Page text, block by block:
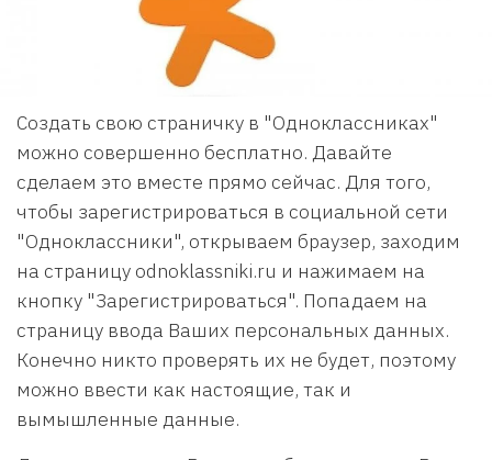
Создать свою страничку в "Одноклассниках"
можно совершенно бесплатно. Давайте
сделаем это вместе прямо сейчас. Для того,
чтобы зарегистрироваться в социальной сети
"Одноклассники", открываем браузер, заходим
на страницу odnoklassniki.ru и нажимаем на
кнопку "Зарегистрироваться". Попадаем на
страницу ввода Ваших персональных данных.
Конечно никто проверять их не будет, поэтому
можно ввести как настоящие, так и
вымышленные данные.